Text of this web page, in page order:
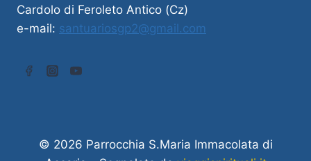
Cardolo di Feroleto Antico (Cz)
e-mail: santuariosgp2@gmail.com
© 2026 Parrocchia S.Maria Immacolata di